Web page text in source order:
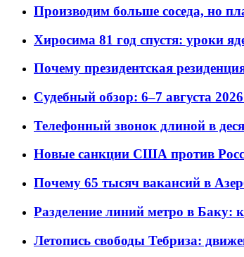
Производим больше соседа, но
Хиросима 81 год спустя: уроки
Почему президентская
Судебный обзор: 6–7 августа
Телефонный звонок длиной в
Новые санкции США против
Почему 65 тысяч вакансий в
Разделение линий метро в Баку:
Летопись свободы Тебриза: